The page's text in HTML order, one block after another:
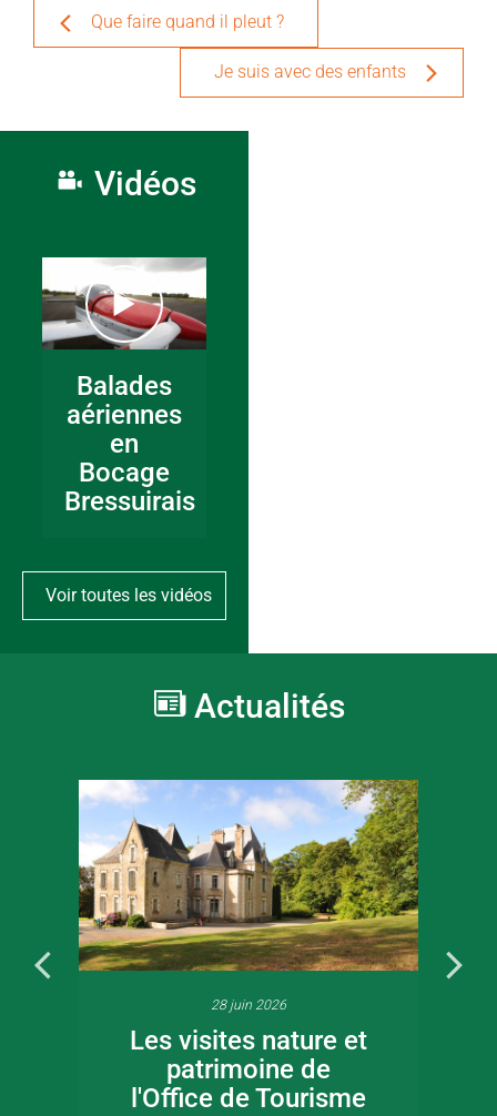
Que faire quand il pleut ?
Je suis avec des enfants
Vidéos
Balades
aériennes
en
Bocage
Bressuirais
Voir toutes les vidéos
Actualités
28 juin 2026
Les visites nature et
patrimoine de
l'Office de Tourisme